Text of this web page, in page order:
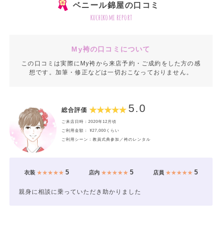
ベニール錦屋の口コミ
kuchikomi report
My袴の口コミについて
この口コミは実際にMy袴から来店予約・ご成約をした方の感
想です。加筆・修正などは一切おこなっておりません。
総合評価 5.0
ご来店日時：2020年12月頃
ご利用金額： ¥27,000くらい
ご利用シーン：教員式典参加／袴のレンタル
衣装★★★★★ 5 店内★★★★★ 5 店員 ★★★★★5
親身に相談に乗っていただき助かりました